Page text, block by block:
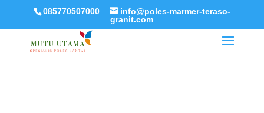
085770507000
info@poles-marmer-teraso-
granit.com